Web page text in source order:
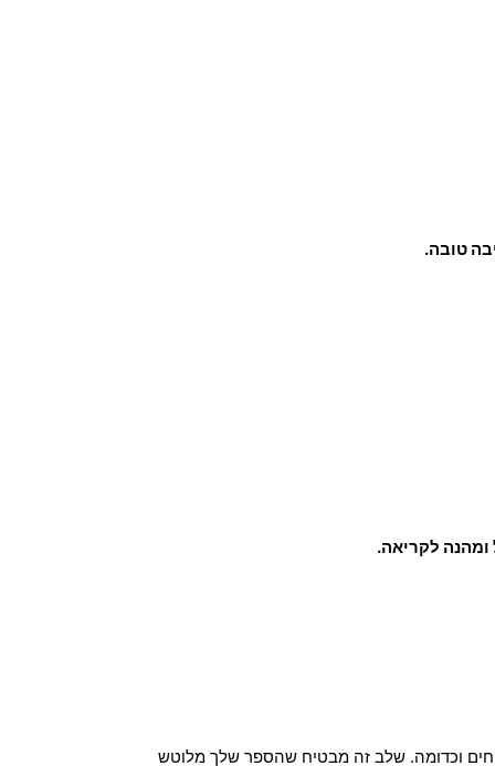
וכדומה. שלב זה מבטיח שהספר שלך מלוטש